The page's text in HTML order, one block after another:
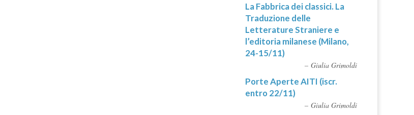
La Fabbrica dei classici. La
Traduzione delle
Letterature Straniere e
l’editoria milanese (Milano,
24-15/11)
Giulia Grimoldi
Porte Aperte AITI (iscr.
entro 22/11)
Giulia Grimoldi